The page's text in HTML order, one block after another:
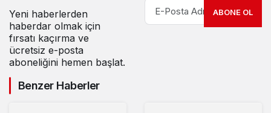
Yeni haberlerden
haberdar olmak için
fırsatı kaçırma ve
ücretsiz e-posta
aboneliğini hemen başlat.
ABONE OL
Benzer Haberler